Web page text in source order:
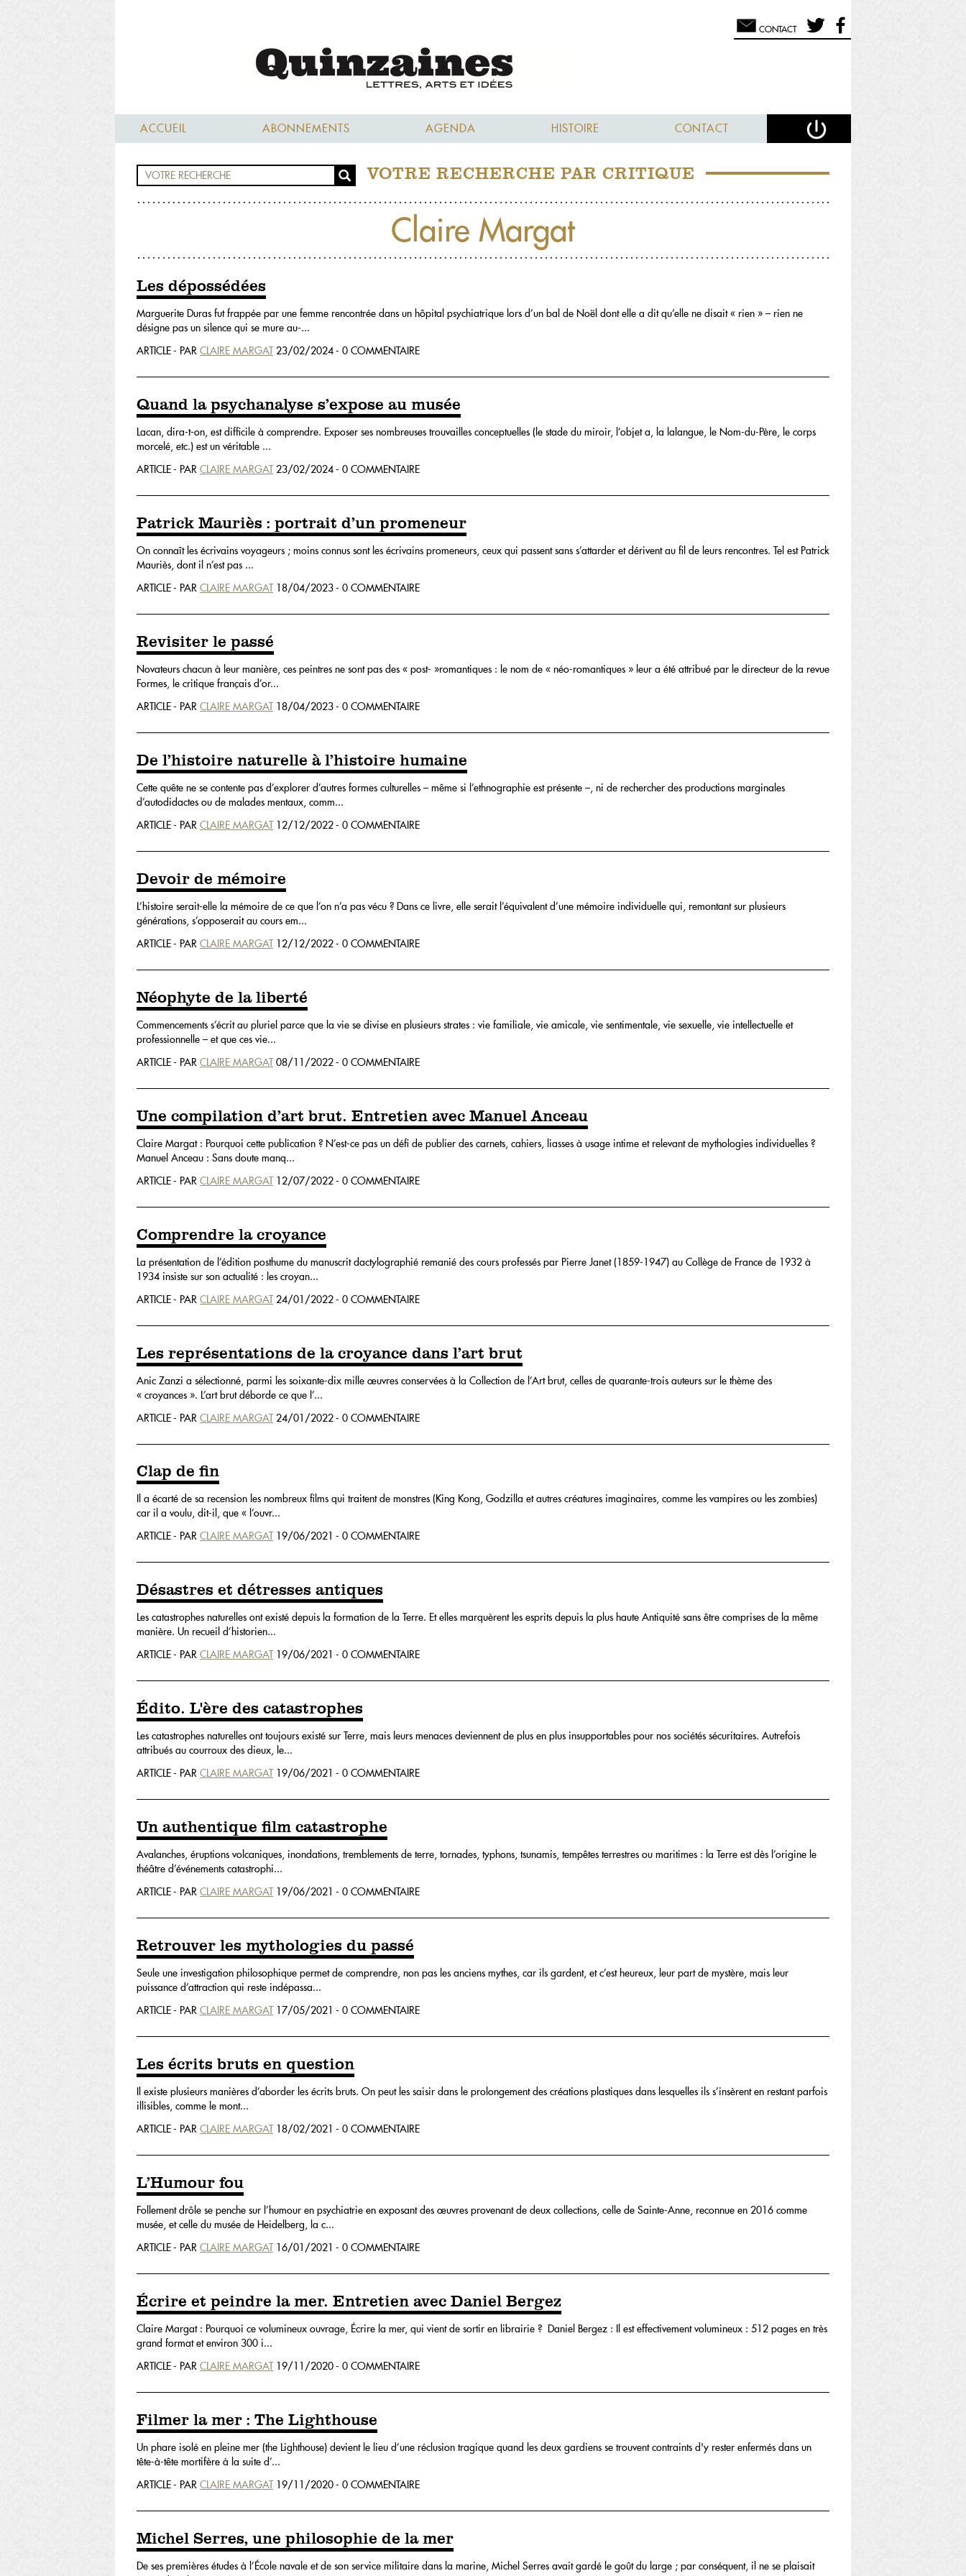
CONTACT
ACCUEIL ABONNEMENTS AGENDA HISTOIRE CONTACT
VOTRE RECHERCHE PAR CRITIQUE
Claire Margat
Les dépossédées
Marguerite Duras fut frappée par une femme rencontrée dans un hôpital psychiatrique lors d’un bal de Noël dont elle a dit qu’elle ne disait « rien » – rien ne
désigne pas un silence qui se mure au-...
ARTICLE - PAR CLAIRE MARGAT23/02/2024 - 0 COMMENTAIRE
Quand la psychanalyse s’expose au musée
Lacan, dira-t-on, est difficile à comprendre. Exposer ses nombreuses trouvailles conceptuelles (le stade du miroir, l’objet a, la lalangue, le Nom-du-Père, le corps
morcelé, etc.) est un véritable ...
ARTICLE - PAR CLAIRE MARGAT23/02/2024 - 0 COMMENTAIRE
Patrick Mauriès : portrait d’un promeneur
On connaît les écrivains voyageurs ; moins connus sont les écrivains promeneurs, ceux qui passent sans s’attarder et dérivent au fil de leurs rencontres. Tel est Patrick
Mauriès, dont il n’est pas ...
ARTICLE - PAR CLAIRE MARGAT18/04/2023 - 0 COMMENTAIRE
Revisiter le passé
Novateurs chacun à leur manière, ces peintres ne sont pas des « post- »romantiques : le nom de « néo-romantiques » leur a été attribué par le directeur de la revue
Formes, le critique français d’or...
ARTICLE - PAR CLAIRE MARGAT18/04/2023 - 0 COMMENTAIRE
De l’histoire naturelle à l’histoire humaine
Cette quête ne se contente pas d’explorer d’autres formes culturelles – même si l’ethnographie est présente –, ni de rechercher des productions marginales
d’autodidactes ou de malades mentaux, comm...
ARTICLE - PAR CLAIRE MARGAT12/12/2022 - 0 COMMENTAIRE
Devoir de mémoire
L’histoire serait-elle la mémoire de ce que l’on n’a pas vécu ? Dans ce livre, elle serait l’équivalent d’une mémoire individuelle qui, remontant sur plusieurs
générations, s’opposerait au cours em...
ARTICLE - PAR CLAIRE MARGAT12/12/2022 - 0 COMMENTAIRE
Néophyte de la liberté
Commencements s’écrit au pluriel parce que la vie se divise en plusieurs strates : vie familiale, vie amicale, vie sentimentale, vie sexuelle, vie intellectuelle et
professionnelle – et que ces vie...
ARTICLE - PAR CLAIRE MARGAT08/11/2022 - 0 COMMENTAIRE
Une compilation d’art brut. Entretien avec Manuel Anceau
Claire Margat : Pourquoi cette publication ? N’est-ce pas un défi de publier des carnets, cahiers, liasses à usage intime et relevant de mythologies individuelles ?
Manuel Anceau : Sans doute manq...
ARTICLE - PAR CLAIRE MARGAT12/07/2022 - 0 COMMENTAIRE
Comprendre la croyance
La présentation de l’édition posthume du manuscrit dactylographié remanié des cours professés par Pierre Janet (1859-1947) au Collège de France de 1932 à
1934 insiste sur son actualité : les croyan...
ARTICLE - PAR CLAIRE MARGAT24/01/2022 - 0 COMMENTAIRE
Les représentations de la croyance dans l’art brut
Anic Zanzi a sélectionné, parmi les soixante-dix mille œuvres conservées à la Collection de l’Art brut, celles de quarante-trois auteurs sur le thème des
« croyances ». L’art brut déborde ce que l’...
ARTICLE - PAR CLAIRE MARGAT24/01/2022 - 0 COMMENTAIRE
Clap de fin
Il a écarté de sa recension les nombreux films qui traitent de monstres (King Kong, Godzilla et autres créatures imaginaires, comme les vampires ou les zombies)
car il a voulu, dit-il, que « l’ouvr...
ARTICLE - PAR CLAIRE MARGAT19/06/2021 - 0 COMMENTAIRE
Désastres et détresses antiques
Les catastrophes naturelles ont existé depuis la formation de la Terre. Et elles marquèrent les esprits depuis la plus haute Antiquité sans être comprises de la même
manière. Un recueil d’historien...
ARTICLE - PAR CLAIRE MARGAT19/06/2021 - 0 COMMENTAIRE
Édito. L'ère des catastrophes
Les catastrophes naturelles ont toujours existé sur Terre, mais leurs menaces deviennent de plus en plus insupportables pour nos sociétés sécuritaires. Autrefois
attribués au courroux des dieux, le...
ARTICLE - PAR CLAIRE MARGAT19/06/2021 - 0 COMMENTAIRE
Un authentique film catastrophe
Avalanches, éruptions volcaniques, inondations, tremblements de terre, tornades, typhons, tsunamis, tempêtes terrestres ou maritimes : la Terre est dès l’origine le
théâtre d’événements catastrophi...
ARTICLE - PAR CLAIRE MARGAT19/06/2021 - 0 COMMENTAIRE
Retrouver les mythologies du passé
Seule une investigation philosophique permet de comprendre, non pas les anciens mythes, car ils gardent, et c’est heureux, leur part de mystère, mais leur
puissance d’attraction qui reste indépassa...
ARTICLE - PAR CLAIRE MARGAT17/05/2021 - 0 COMMENTAIRE
Les écrits bruts en question
Il existe plusieurs manières d’aborder les écrits bruts. On peut les saisir dans le prolongement des créations plastiques dans lesquelles ils s’insèrent en restant parfois
illisibles, comme le mont...
ARTICLE - PAR CLAIRE MARGAT18/02/2021 - 0 COMMENTAIRE
L’Humour fou
Follement drôle se penche sur l’humour en psychiatrie en exposant des œuvres provenant de deux collections, celle de Sainte-Anne, reconnue en 2016 comme
musée, et celle du musée de Heidelberg, la c...
ARTICLE - PAR CLAIRE MARGAT16/01/2021 - 0 COMMENTAIRE
Écrire et peindre la mer. Entretien avec Daniel Bergez
Claire Margat : Pourquoi ce volumineux ouvrage, Écrire la mer, qui vient de sortir en librairie ? Daniel Bergez : Il est effectivement volumineux : 512 pages en très
grand format et environ 300 i...
ARTICLE - PAR CLAIRE MARGAT19/11/2020 - 0 COMMENTAIRE
Filmer la mer : The Lighthouse
Un phare isolé en pleine mer (the Lighthouse) devient le lieu d’une réclusion tragique quand les deux gardiens se trouvent contraints d'y rester enfermés dans un
tête-à-tête mortifère à la suite d’...
ARTICLE - PAR CLAIRE MARGAT19/11/2020 - 0 COMMENTAIRE
Michel Serres, une philosophie de la mer
De ses premières études à l’École navale et de son service militaire dans la marine, Michel Serres avait gardé le goût du large ; par conséquent, il ne se plaisait